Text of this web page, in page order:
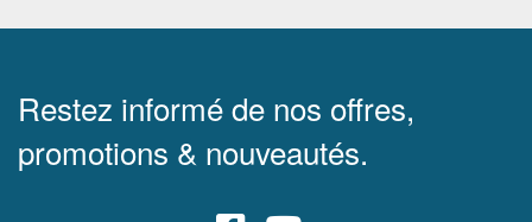
Restez informé de nos offres,
promotions & nouveautés.